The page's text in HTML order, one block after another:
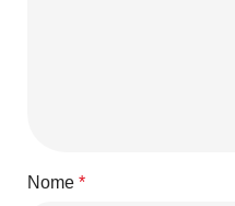
Nome *